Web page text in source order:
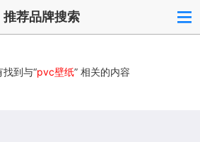
推荐品牌搜索
到与“pvc壁纸” 相关的内容